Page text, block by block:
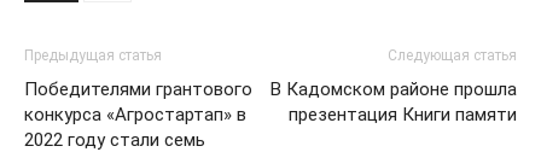
Предыдущая статья
Победителями грантового
конкурса «Агростартап» в
2022 году стали семь
Следующая статья
В Кадомском районе прошла
презентация Книги памяти